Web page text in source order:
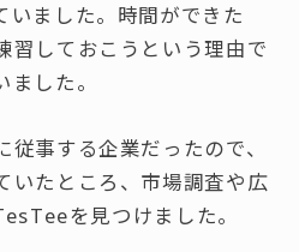
いました。時間ができた
習しておこうという理由で
した。
事する企業だったので、
いたところ、市場調査や広
を見つけました。